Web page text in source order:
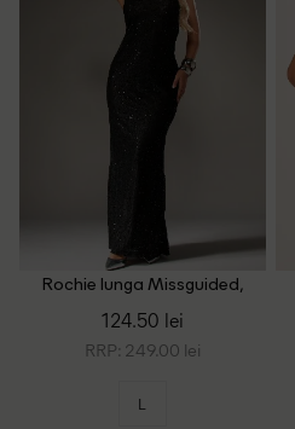
Rochie lunga Missguided,
124.50 lei
RRP: 249.00 lei
L